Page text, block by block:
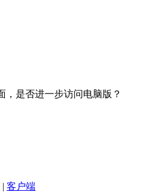
，是否进一步访问电脑版？
| 客户端